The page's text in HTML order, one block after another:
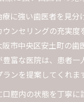
療に強い歯医者を見分
ンセリングの充実度
阪市中央区安土町の歯
富な医院は、患者一
ンを提案してくれま
口腔内の状態を丁寧に